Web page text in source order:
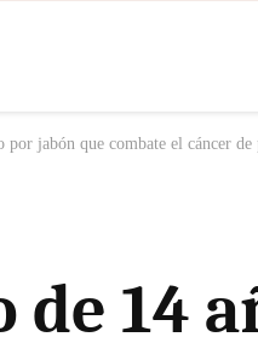
jabón que combate el cáncer de
de 14